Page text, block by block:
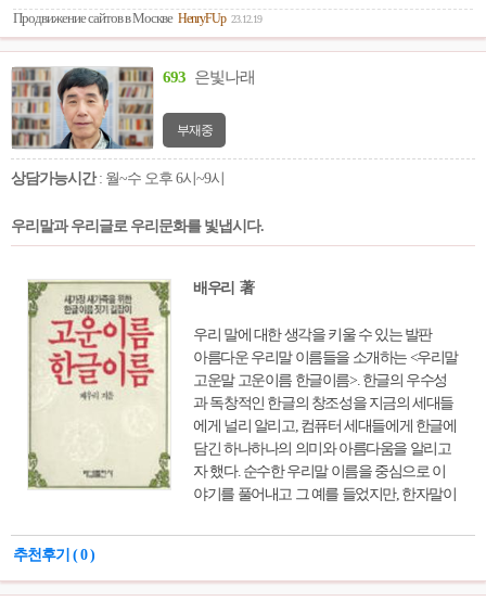
있는 발판을 마련해 준다.
Продвижение сайтов в Москве HenryFUp 23.12.19
693 은빛나래
부재중
상담가능시간: 월~수 오후 6시~9시
우리말과 우리글로 우리문화를 빛냅시다.
배우리 著
우리 말에 대한 생각을 키울 수 있는 발판
아름다운 우리말 이름들을 소개하는 <우리말
고운말 고운이름 한글이름>. 한글의 우수성
과 독창적인 한글의 창조성을 지금의 세대들
에게 널리 알리고, 컴퓨터 세대들에게 한글에
담긴 하나하나의 의미와 아름다움을 알리고
자 했다. 순수한 우리말 이름을 중심으로 이
야기를 풀어내고 그 예를 들었지만, 한자말이
함하였다. 세월에 흐름에 따라 달라진 이름들
있는 발판을 마련해 준다.
추천후기 ( 0 )